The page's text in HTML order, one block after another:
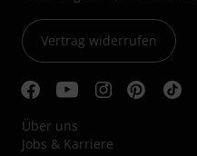
Vertrag widerrufen
Über uns
Jobs & Karriere